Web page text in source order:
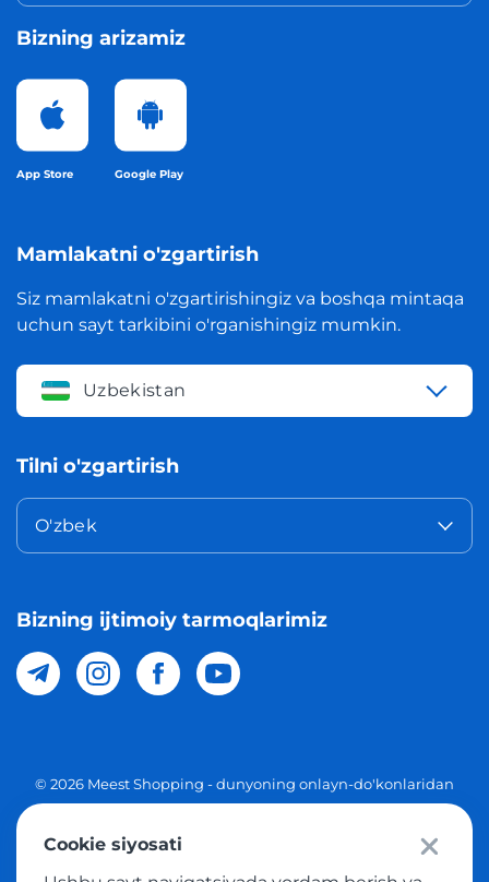
Bizning arizamiz
App Store Google Play
Mamlakatni o'zgartirish
Siz mamlakatni o'zgartirishingiz va boshqa mintaqa
uchun sayt tarkibini o'rganishingiz mumkin.
Uzbekistan
Tilni o'zgartirish
O'zbek
Bizning ijtimoiy tarmoqlarimiz
© 2026 Meest Shopping - dunyoning onlayn-do'konlaridan
Cookie siyosati